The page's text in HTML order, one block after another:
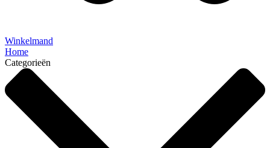
Winkelmand
Home
Categorieën